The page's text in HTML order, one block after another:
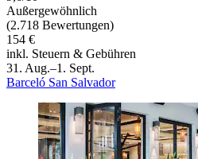
Außergewöhnlich
(2.718 Bewertungen)
154 €
inkl. Steuern & Gebühren
31. Aug.–1. Sept.
Barceló San Salvador